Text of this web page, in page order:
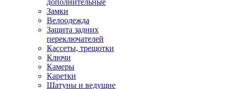
дополнительные
Замки
Велоодежда
Защита задних
переключателей
Кассеты, трещотки
Ключи
Камеры
Каретки
Шатуны и ведущие